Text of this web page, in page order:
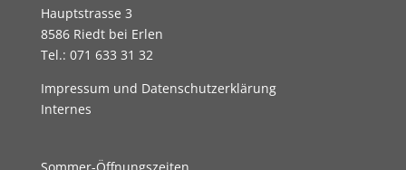
Hauptstrasse 3
8586 Riedt bei Erlen
Tel.: 071 633 31 32
Impressum und Datenschutzerklärung
Internes